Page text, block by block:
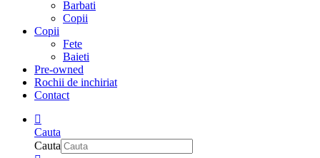
Barbati
Copii
Copii
Fete
Baieti
Pre-owned
Rochii de inchiriat
Contact
Cauta
Cauta